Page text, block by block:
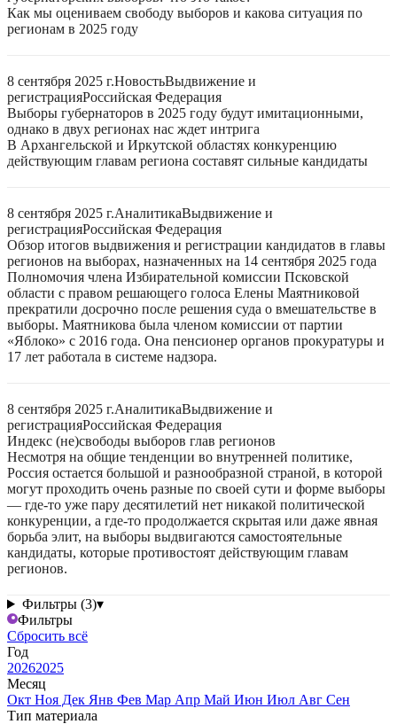
Как мы оцениваем свободу выборов и какова ситуация по
регионам в 2025 году
8 сентября 2025 г.НовостьВыдвижение и
регистрацияРоссийская Федерация
Выборы губернаторов в 2025 году будут имитационными,
однако в двух регионах нас ждет интрига
В Архангельской и Иркутской областях конкуренцию
действующим главам региона составят сильные кандидаты
8 сентября 2025 г.АналитикаВыдвижение и
регистрацияРоссийская Федерация
Обзор итогов выдвижения и регистрации кандидатов в главы
регионов на выборах, назначенных на 14 сентября 2025 года
Полномочия члена Избирательной комиссии Псковской
области с правом решающего голоса Елены Маятниковой
прекратили досрочно после решения суда о вмешательстве в
выборы. Маятникова была членом комиссии от партии
«Яблоко» с 2016 года. Она пенсионер органов прокуратуры и
17 лет работала в системе надзора.
8 сентября 2025 г.АналитикаВыдвижение и
регистрацияРоссийская Федерация
Индекс (не)свободы выборов глав регионов
Несмотря на общие тенденции во внутренней политике,
Россия остается большой и разнообразной страной, в которой
могут проходить очень разные по своей сути и форме выборы
— где-то уже пару десятилетий нет никакой политической
конкуренции, а где-то продолжается скрытая или даже явная
борьба элит, на выборы выдвигаются самостоятельные
кандидаты, которые противостоят действующим главам
регионов.
Фильтры (3)▾
Фильтры
Сбросить всё
Год
20262025
Месяц
Окт Ноя Дек Янв Фев Мар Апр Май Июн Июл Авг Сен
Тип материала